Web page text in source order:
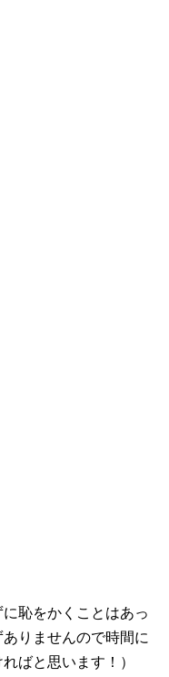
恥をかくことはあっ
りませんので時間に
ばと思います！）